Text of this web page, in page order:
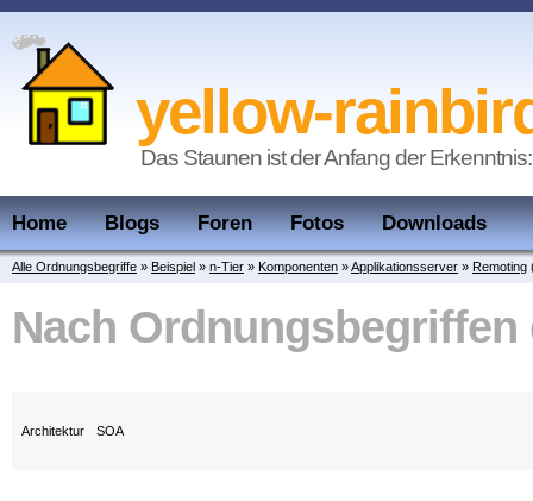
yellow-
Das Staunen ist der Anfang der
Home Blogs Foren Fotos Downloads
Alle Ordnungsbegriffe » Beispiel » n-Tier » Komponenten »Applikationsserver » Remoting
Nach
Architektur SOA